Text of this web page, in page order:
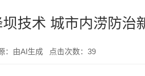
技术 城市内涝防治
：由AI生成 点击次数：39